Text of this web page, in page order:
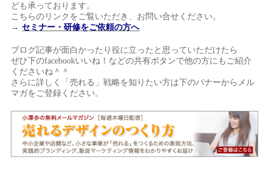
ども承っております。
こちらのリンクをご覧いただき、お問い合せください。
→セミナー・研修をご依頼の方へ
ブログ記事が面白かったり役に立ったと思っていただけたら
ぜひ下のfacebookいいね！などの共有ボタンで他の方にもご紹介
くださいね＾＾
さらに詳しく「売れる」戦略を知りたい方は下のバナーからメル
マガをご登録ください。